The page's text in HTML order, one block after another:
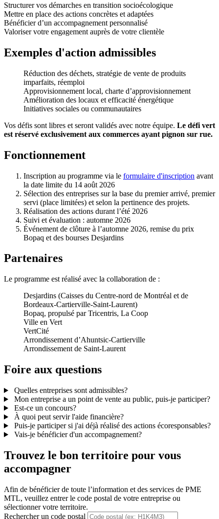
Structurer vos démarches en transition socioécologique
Mettre en place des actions concrètes et adaptées
Bénéficier d’un accompagnement personnalisé
Valoriser votre engagement auprès de votre clientèle
Exemples d'action admissibles
Réduction des déchets, stratégie de vente de produits
imparfaits, réemploi
Approvisionnement local, charte d’approvisionnement
Amélioration des locaux et efficacité énergétique
Initiatives sociales ou communautaires
Vos défis sont libres et seront validés avec notre équipe. Le défi vert
est réservé exclusivement aux commerces ayant pignon sur rue.
Fonctionnement
Inscription au programme via le formulaire d'inscription avant
la date limite du 14 août 2026
Sélection des entreprises sur la base du premier arrivé, premier
servi (place limitées) et selon la pertinence des projets.
Réalisation des actions durant l’été 2026
Suivi et évaluation : automne 2026
Événement de clôture à l’automne 2026, remise du prix
Bopaq et des bourses Desjardins
Partenaires
Le programme est réalisé avec la collaboration de :
Desjardins (Caisses du Centre-nord de Montréal et de
Bordeaux-Cartierville-Saint-Laurent)
Bopaq, propulsé par Tricentris, La Coop
Ville en Vert
VertCité
Arrondissement d’Ahuntsic-Cartierville
Arrondissement de Saint-Laurent
Foire aux questions
Quelles entreprises sont admissibles?
Mon entreprise a un point de vente au public, puis-je participer?
Est-ce un concours?
À quoi peut servir l'aide financière?
Puis-je participer si j'ai déjà réalisé des actions écoresponsables?
Vais-je bénéficier d'un accompagnement?
Trouvez le bon territoire pour vous
accompagner
Afin de bénéficier de toute l’information et des services de PME
MTL, veuillez entrer le code postal de votre entreprise ou
sélectionner votre territoire.
Rechercher un code postal